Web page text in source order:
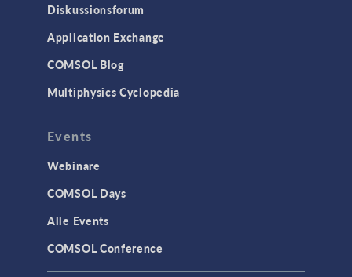
Diskussionsforum
Application Exchange
COMSOL Blog
Multiphysics Cyclopedia
Events
Webinare
COMSOL Days
Alle Events
COMSOL Conference